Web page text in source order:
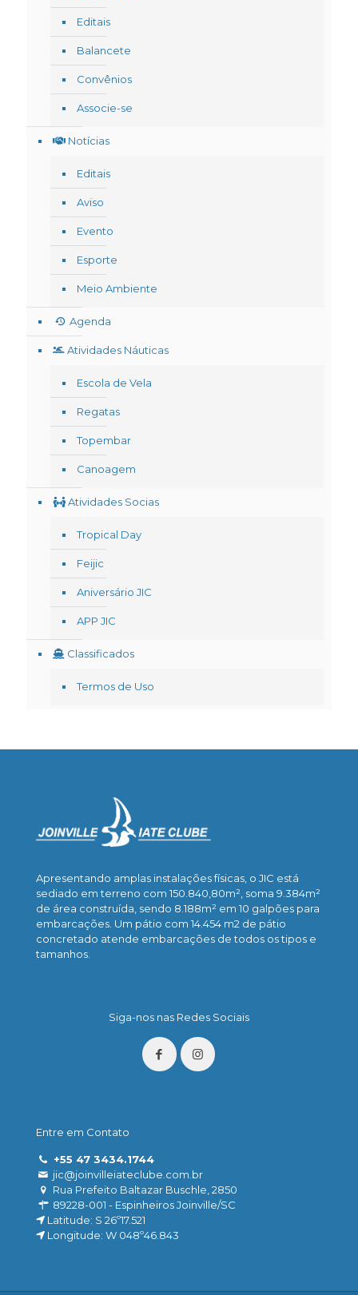
Editais
Balancete
Convênios
Associe-se
Notícias
Editais
Aviso
Evento
Esporte
Meio Ambiente
Agenda
Atividades Náuticas
Escola de Vela
Regatas
Topembar
Canoagem
Atividades Socias
Tropical Day
Feijic
Aniversário JIC
APP JIC
Classificados
Termos de Uso
Apresentando amplas instalações físicas, o JIC está
sediado em terreno com 150.840,80m², soma 9.384m²
de área construída, sendo 8.188m² em 10 galpões para
embarcações. Um pátio com 14.454 m2 de pátio
concretado atende embarcações de todos os tipos e
tamanhos.
Siga-nos nas Redes Sociais
Entre em Contato
+55 47 3434.1744
jic@joinvilleiateclube.com.br
Rua Prefeito Baltazar Buschle, 2850
89228-001 - Espinheiros Joinville/SC
Latitude: S 26º17.521
Longitude: W 048º46.843